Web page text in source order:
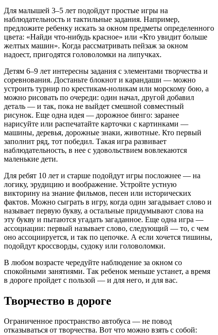
Для малышей 3–5 лет подойдут простые игры на
наблюдательность и тактильные задания. Например,
предложите ребенку искать за окном предметы определенного
цвета: «Найди что-нибудь красное» или «Кто увидит больше
желтых машин». Когда рассматривать пейзаж за окном
надоест, пригодятся головоломки на липучках.
Детям 6–9 лет интересны задания с элементами творчества и
соревнования. Достаньте блокнот и карандаши — можно
устроить турнир по крестикам-ноликам или морскому бою, а
можно рисовать по очереди: один начал, другой добавил
деталь — и так, пока не выйдет смешной совместный
рисунок. Еще одна идея — дорожное бинго: заранее
нарисуйте или распечатайте карточки с картинками —
машины, деревья, дорожные знаки, животные. Кто первый
заполнит ряд, тот победил. Такая игра развивает
наблюдательность, в нее с удовольствием вовлекаются
маленькие дети.
Для ребят 10 лет и старше подойдут игры посложнее — на
логику, эрудицию и воображение. Устройте устную
викторину на знание фильмов, песен или исторических
фактов. Можно сыграть в игру, когда один загадывает слово и
называет первую букву, а остальные придумывают слова на
эту букву и пытаются угадать загаданное. Еще одна игра —
ассоциации: первый называет слово, следующий — то, с чем
оно ассоциируется, и так по цепочке. А если хочется тишины,
подойдут кроссворды, судоку или головоломки.
В любом возрасте чередуйте наблюдение за окном со
спокойными занятиями. Так ребенок меньше устанет, а время
в дороге пройдет с пользой — и для него, и для вас.
Творчество в дороге
Ограниченное пространство автобуса — не повод
отказываться от творчества. Вот что можно взять с собой: